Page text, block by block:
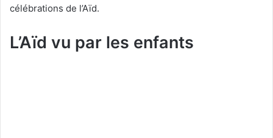
célébrations de l’Aïd.
L’Aïd vu par les enfants